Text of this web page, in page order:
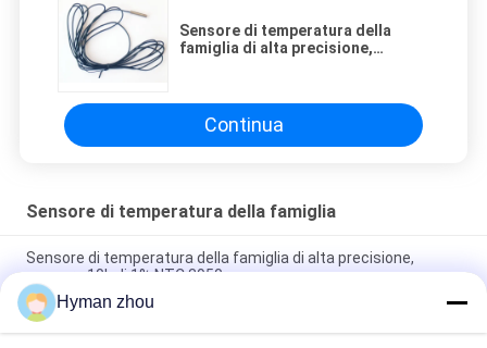
Sensore di temperatura della
famiglia di alta precisione,
Continua
Sensore di temperatura della famiglia
Sensore di temperatura della famiglia di alta precisione,
sensore 10k di 1% NTC 3950
Sensore di temperatura 100k impermeabile DS18B20 della
casa 28AWG con il cavo di PTFE
Hyman zhou